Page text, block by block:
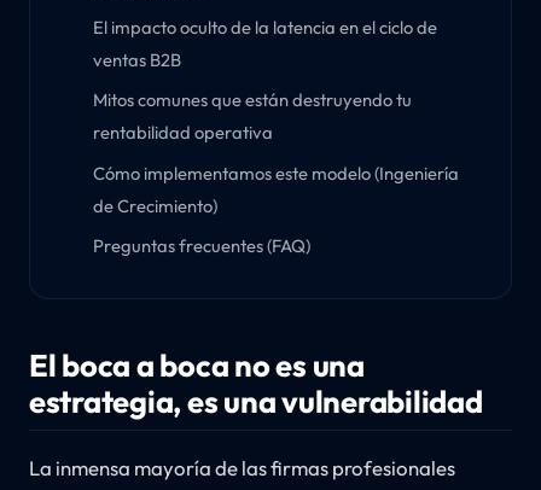
El impacto oculto de la latencia en el ciclo de
ventas B2B
Mitos comunes que están destruyendo tu
rentabilidad operativa
Cómo implementamos este modelo (Ingeniería
de Crecimiento)
Preguntas frecuentes (FAQ)
El boca a boca no es una
estrategia, es una vulnerabilidad
La inmensa mayoría de las firmas profesionales